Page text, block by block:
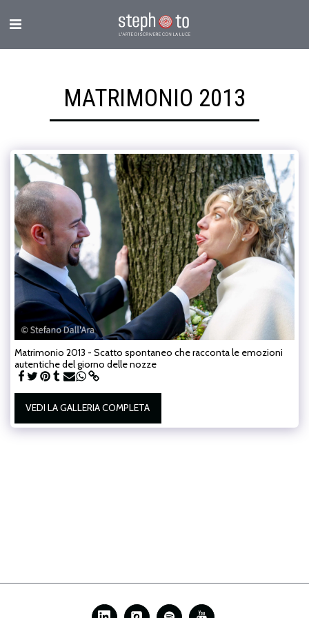
MATRIMONIO 2013
Matrimonio 2013 - Scatto spontaneo che racconta le emozioni
autentiche del giorno delle nozze
VEDI LA GALLERIA COMPLETA